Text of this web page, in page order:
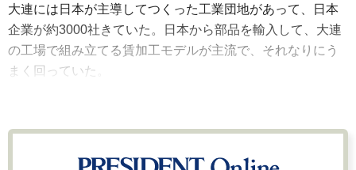
大連には日本が主導してつくった工業団地があって、日本
企業が約3000社きていた。日本から部品を輸入して、大連
の工場で組み立てる賃加工モデルが主流で、それなりにう
まく回っていた。